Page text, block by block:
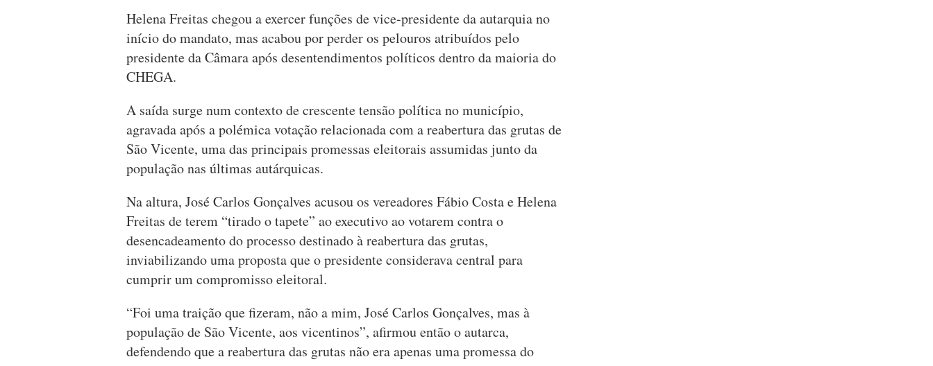
Helena Freitas chegou a exercer funções de vice-presidente da autarquia no
início do mandato, mas acabou por perder os pelouros atribuídos pelo
presidente da Câmara após desentendimentos políticos dentro da maioria do
CHEGA.
A saída surge num contexto de crescente tensão política no município,
agravada após a polémica votação relacionada com a reabertura das grutas de
São Vicente, uma das principais promessas eleitorais assumidas junto da
população nas últimas autárquicas.
Na altura, José Carlos Gonçalves acusou os vereadores Fábio Costa e Helena
Freitas de terem “tirado o tapete” ao executivo ao votarem contra o
desencadeamento do processo destinado à reabertura das grutas,
inviabilizando uma proposta que o presidente considerava central para
cumprir um compromisso eleitoral.
“Foi uma traição que fizeram, não a mim, José Carlos Gonçalves, mas à
população de São Vicente, aos vicentinos”, afirmou então o autarca,
defendendo que a reabertura das grutas não era apenas uma promessa do